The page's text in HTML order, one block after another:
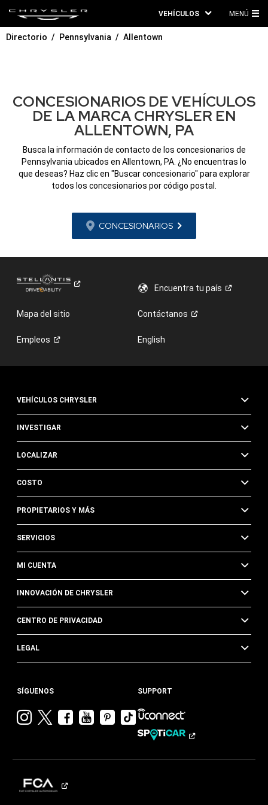
VEHÍCULOS MENÚ
Directorio Pennsylvania Allentown
CONCESIONARIOS DE VEHÍCULOS
DE LA MARCA CHRYSLER EN
ALLENTOWN, PA
Busca la información de contacto de los concesionarios de
Pennsylvania ubicados en Allentown, PA. ¿No encuentras lo
que deseas? Haz clic en "Buscar concesionario" para explorar
todos los concesionarios por código postal.
CONCESIONARIOS
Encuentra tupaís
Mapa del sitio Contáctanos
Empleos English
VEHÍCULOS CHRYSLER
INVESTIGAR
LOCALIZAR
COSTO
PROPIETARIOS Y MÁS
SERVICIOS
MI CUENTA
INNOVACIÓN DE CHRYSLER
CENTRO DE PRIVACIDAD
LEGAL
SÍGUENOS
VisitarVisitarVisitar
Chrysler en
Visitar
Chrysler en
Visitar
Chrysler en
Pinterest
Visita
Chrysler
Tik
SUPPORT